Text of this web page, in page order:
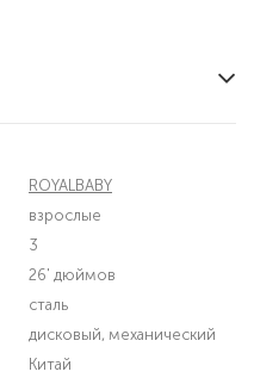
ROYALBABY
взрослые
3
26' дюймов
сталь
дисковый, механический
Китай